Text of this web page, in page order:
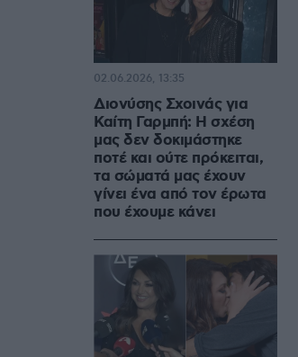
Διονύσης Σχοινάς για
Καίτη Γαρμπή: Η σχέση
μας δεν δοκιμάστηκε
ποτέ και ούτε πρόκειται,
τα σώματά μας έχουν
γίνει ένα από τον έρωτα
που έχουμε κάνει
02.06.2026, 13:35